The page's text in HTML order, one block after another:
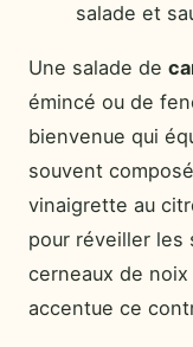
salade et
Une salade de
émincé ou de
bienvenue qui
souvent
vinaigrette au
pour réveiller les
cerneaux de
accentue ce